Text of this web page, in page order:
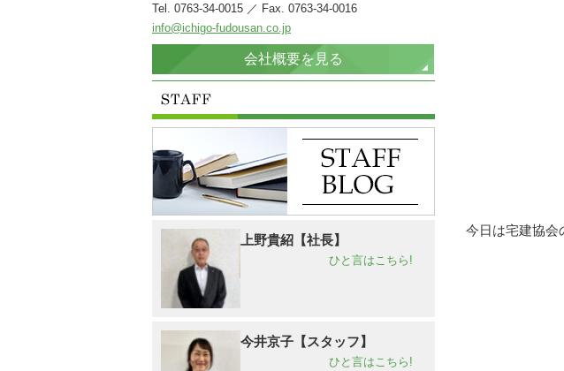
今日は宅建協会
Tel. 0763-34-0015 ／ Fax. 0763-34-0016
info@ichigo-fudousan.co.jp
会社概要を見る
上野貴紹【社長】
ひと言はこちら!
今井京子【スタッフ】
ひと言はこちら!